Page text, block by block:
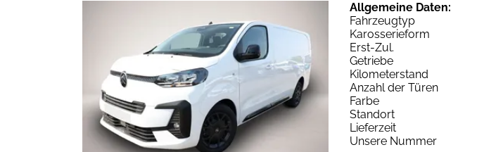
Allgemeine Daten:
Fahrzeugtyp
Karosserieform
Erst-Zul.
Getriebe
Kilometerstand
Anzahl der Türen
Farbe
Standort
Lieferzeit
Unsere Nummer